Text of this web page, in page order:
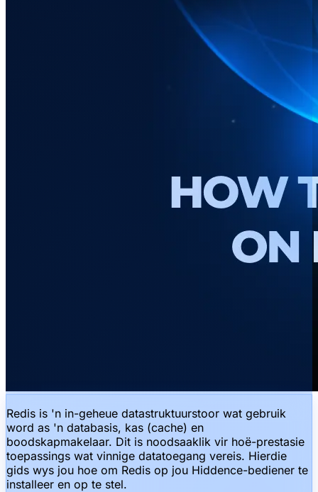
Redis is 'n in-geheue datastruktuurstoor wat gebruik
word as 'n databasis, kas (cache) en
boodskapmakelaar. Dit is noodsaaklik vir hoë-prestasie
toepassings wat vinnige datatoegang vereis. Hierdie
gids wys jou hoe om Redis op jou Hiddence-bediener te
installeer en op te stel.